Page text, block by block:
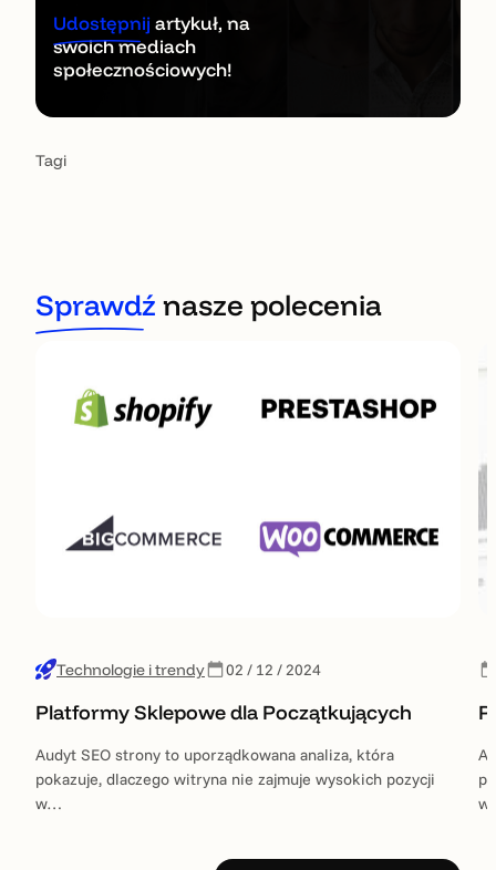
Udostępnijartykuł, na
swoich mediach
społecznościowych!
Tagi
Sprawdź nasze polecenia
Technologie i trendy 02 / 12 / 2024
Platformy Sklepowe dla Początkujących
Audyt SEO strony to uporządkowana analiza, która
pokazuje, dlaczego witryna nie zajmuje wysokich pozycji
w…